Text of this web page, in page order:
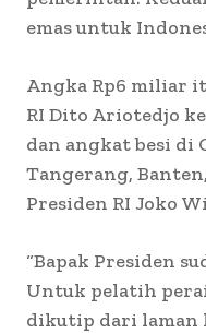
emas untuk
Angka Rp6 miliar
RI Dito Ariotedjo
dan angkat besi di
Tangerang,
Presiden RI Joko
“Bapak Presiden
Untuk pelatih
dikutip dari laman